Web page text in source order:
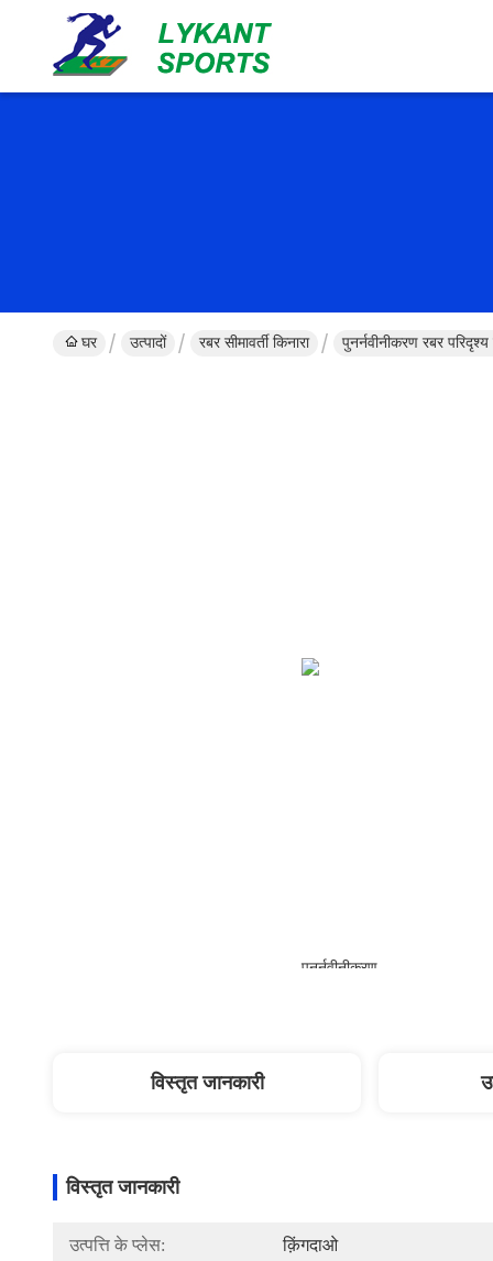
घर उत्पादों रबर सीमावर्ती किनारा पुनर्नवीनीकरण रबर
विस्तृत जानकारी
विस्तृत जानकारी
उत्पत्ति के प्लेस: क़िंगदाओ